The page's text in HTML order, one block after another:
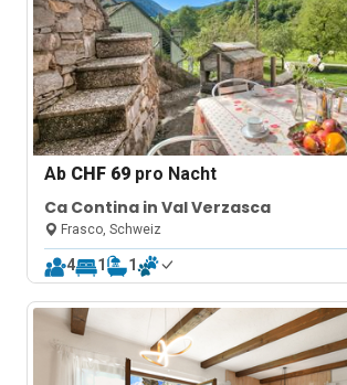
Ab CHF 69 pro Nacht
Ca Contina in Val Verzasca
Frasco, Schweiz
4 1 1